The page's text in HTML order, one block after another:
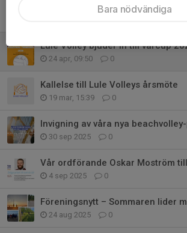
Lule Volley Beach Volley Camp!
Lule Volley bjuder in till vårcup
24 apr, 09:50 0
Kallelse till Lule Volleys årsmöte
19 mar, 15:39 0
Invigning av våra nya
30 sep 2025 0
4 sep 2025 0
24 aug 2025 0
Bara nödvändiga